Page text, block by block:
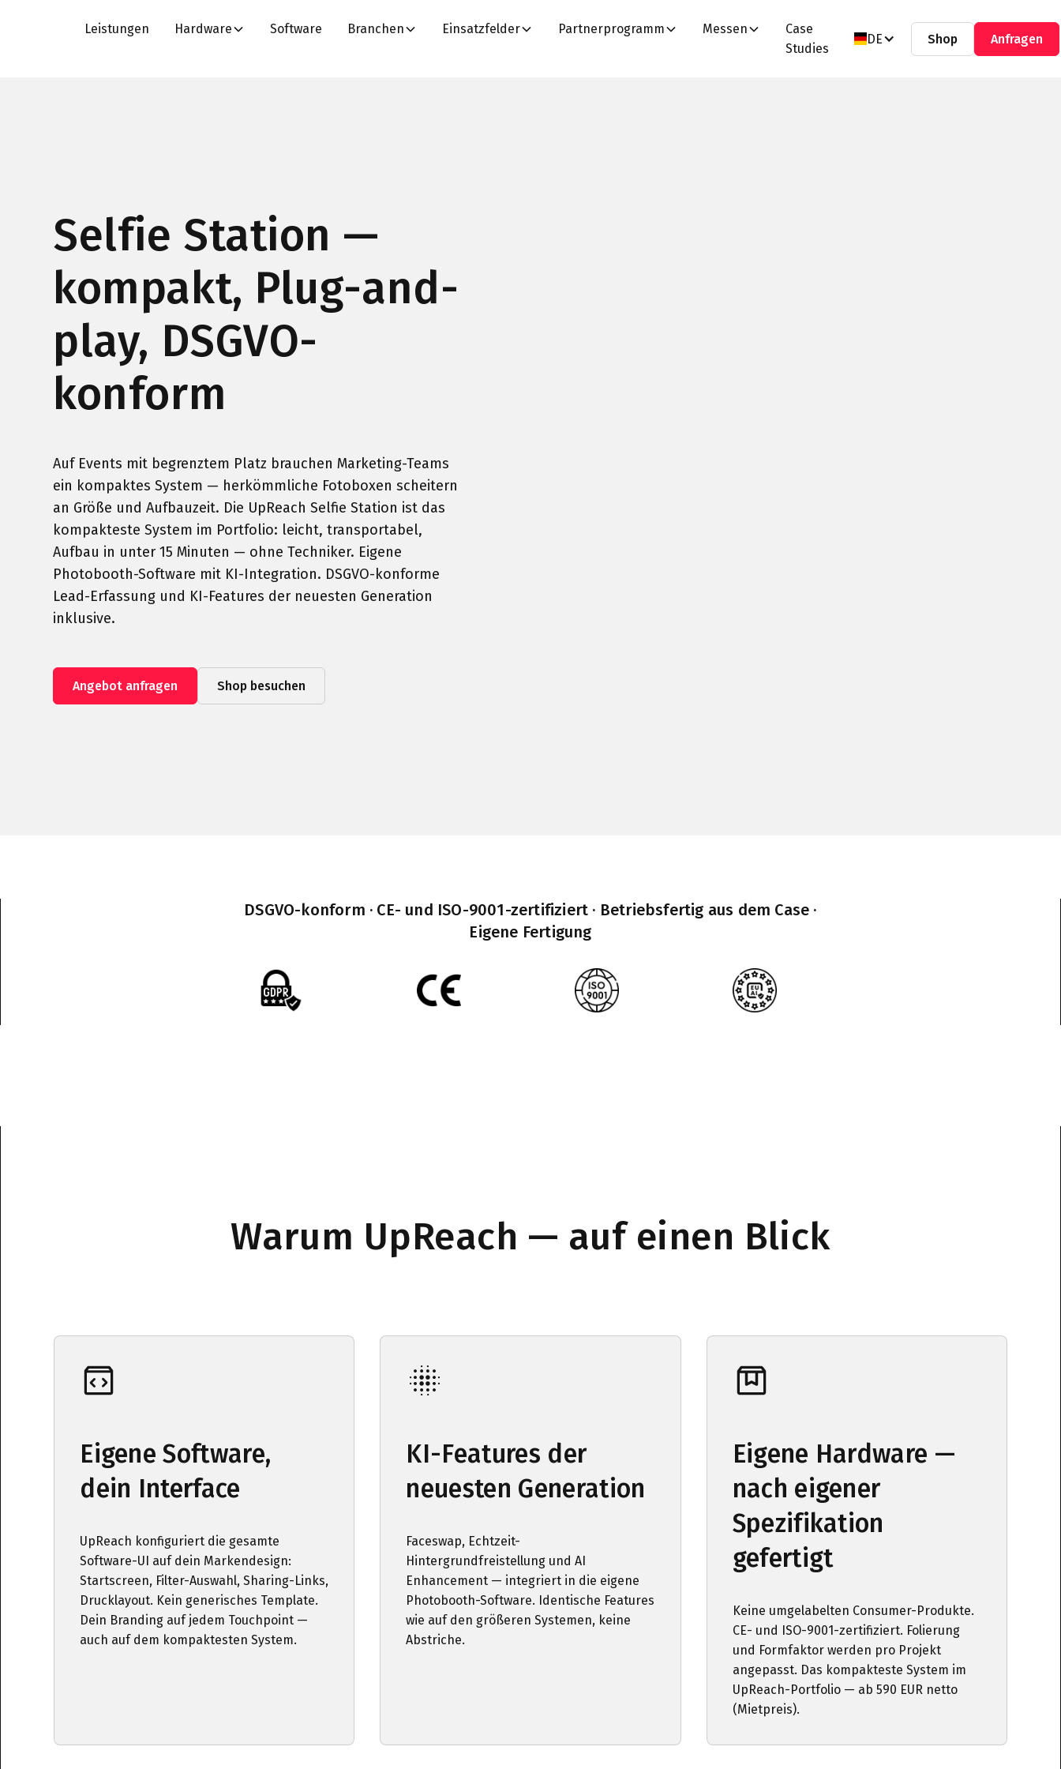
Leistungen Hardware Software Branchen Einsatzfelder Partnerprogramm Messen
Case
Studies
DE Shop Anfragen
Selfie Station —
kompakt, Plug-and-
play, DSGVO-
konform
Auf Events mit begrenztem Platz brauchen Marketing-Teams
ein kompaktes System — herkömmliche Fotoboxen scheitern
an Größe und Aufbauzeit. Die UpReach Selfie Station ist das
kompakteste System im Portfolio: leicht, transportabel,
Aufbau in unter 15 Minuten — ohne Techniker. Eigene
Photobooth-Software mit KI-Integration. DSGVO-konforme
Lead-Erfassung und KI-Features der neuesten Generation
inklusive.
Angebot anfragen Shop besuchen
DSGVO-konform · CE- und ISO-9001-zertifiziert · Betriebsfertig aus dem Case ·
Eigene Fertigung
Warum UpReach — auf einen Blick
Eigene Software,
dein Interface
UpReach konfiguriert die gesamte
Software-UI auf dein Markendesign:
Startscreen, Filter-Auswahl, Sharing-Links,
Drucklayout. Kein generisches Template.
Dein Branding auf jedem Touchpoint —
auch auf dem kompaktesten System.
KI-Features der
neuesten Generation
Faceswap, Echtzeit-
Hintergrundfreistellung und AI
Enhancement — integriert in die eigene
Photobooth-Software. Identische Features
wie auf den größeren Systemen, keine
Abstriche.
Eigene Hardware —
nach eigener
Spezifikation
gefertigt
Keine umgelabelten Consumer-Produkte.
CE- und ISO-9001-zertifiziert. Folierung
und Formfaktor werden pro Projekt
angepasst. Das kompakteste System im
UpReach-Portfolio — ab 590 EUR netto
(Mietpreis).